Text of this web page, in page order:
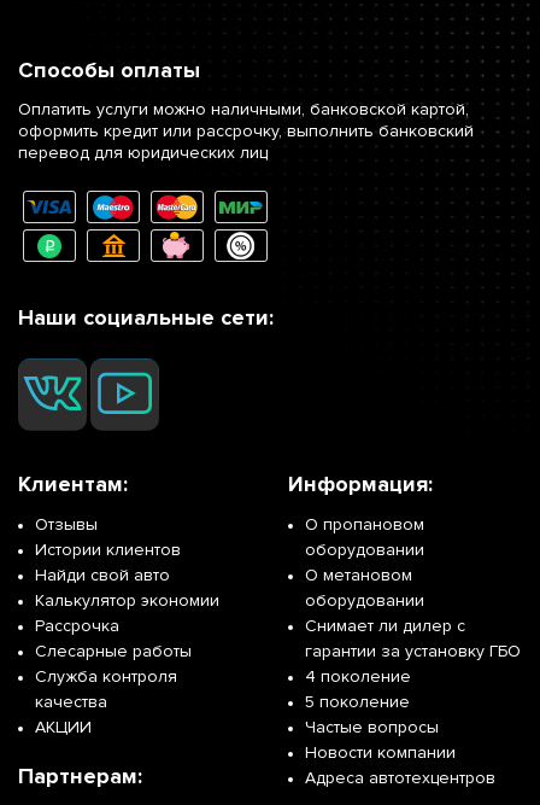
Способы оплаты
Оплатить услуги можно наличными, банковской картой,
оформить кредит или рассрочку, выполнить банковский
перевод для юридических лиц
Наши социальные сети:
Клиентам:
Отзывы
Истории клиентов
Найди свой авто
Калькулятор экономии
Рассрочка
Слесарные работы
Служба контроля
качества
АКЦИИ
Партнерам:
Информация:
О пропановом
оборудовании
О метановом
оборудовании
Снимает ли дилер с
гарантии за установку ГБО
4 поколение
5 поколение
Частые вопросы
Новости компании
Адреса автотехцентров